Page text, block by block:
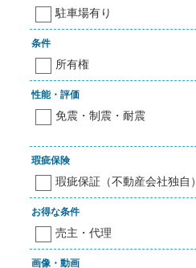
駐車場有り
条件
所有権
性能・評価
免震・制震・耐震
瑕疵保険
瑕疵保証（不動産会社独自）
お得な条件
売主・代理
画像・動画